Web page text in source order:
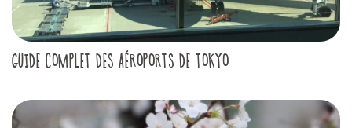
GUIDE COMPLET DES AÉROPORTS DE TOKYO